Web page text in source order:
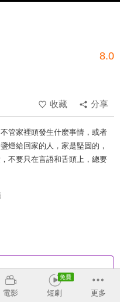
8.0
收藏
分享
管家裡頭發生什麼事情，或者
燈給回家的人，家是堅固的，
不要只在言語和舌頭上，總要
電影 短劇 更多